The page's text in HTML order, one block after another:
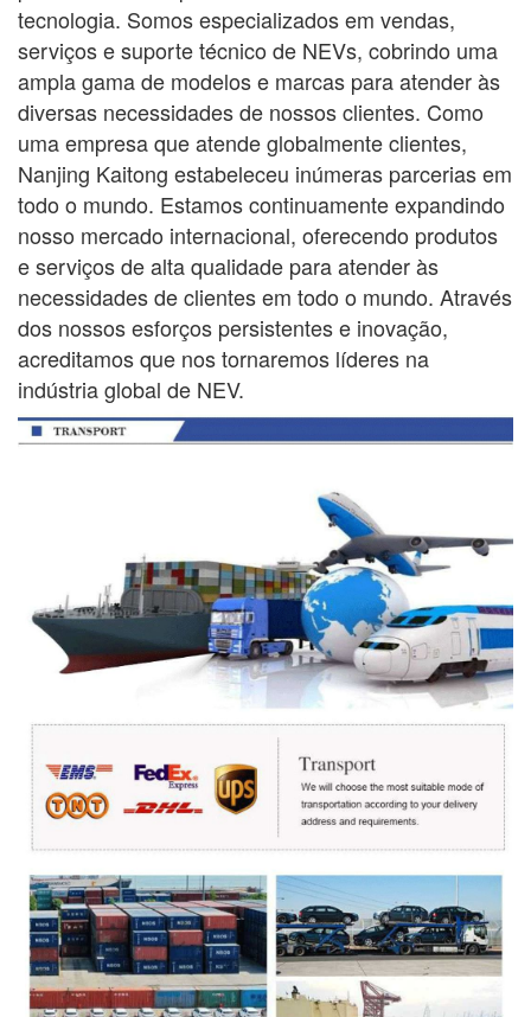
tecnologia. Somos especializados em vendas,
serviços e suporte técnico de NEVs, cobrindo uma
ampla gamade modelos e marcas para atender às
diversas necessidades de nossos clientes. Como
uma empresa que atende globalmenteclientes,
Nanjing Kaitong estabeleceu inúmeras parcerias em
todo o mundo. Estamos continuamenteexpandindo
nosso mercado internacional, oferecendo produtos
e serviços de alta qualidade para atender às
necessidades declientes em todo o mundo. Através
dos nossos esforços persistentes e inovação,
acreditamos que nos tornaremos líderes na
indústria global de NEV.